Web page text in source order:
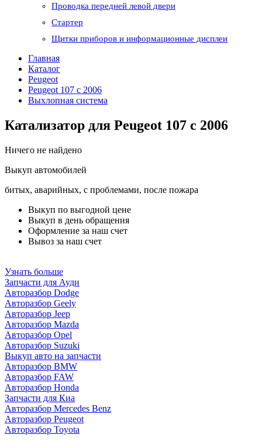
Проводка передней левой двери
Стартер
Щитки приборов и информационные дисплеи
Главная
Каталог
Peugeot
Peugeot 107 с 2006
Выхлопная система
Катализатор для Peugeot 107 с 2006
Ничего не найдено
Выкуп автомобилей
битых, аварийных, с проблемами, после пожара
Выкуп по выгодной цене
Выкуп в день обращения
Оформление за наш счет
Вывоз за наш счет
Узнать больше
Запчасти для Ауди
Авторазбор Dodge
Авторазбор Geely
Авторазбор Jeep
Авторазбор Mazda
Авторазбор Opel
Авторазбор Suzuki
Выкуп авто на запчасти
Авторазбор BMW
Авторазбор FAW
Авторазбор Honda
Запчасти для Киа
Авторазбор Mercedes Benz
Авторазбор Peugeot
Авторазбор Toyota